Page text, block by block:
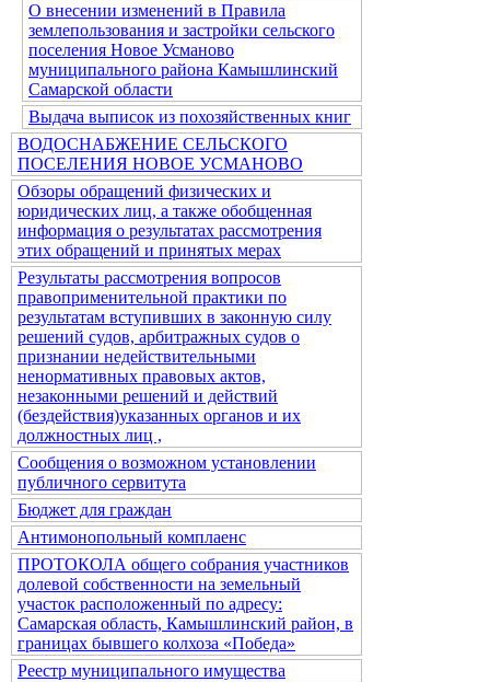
О внесении изменений в Правила
землепользования и застройки сельского
поселения Новое Усманово
муниципального района Камышлинский
Самарской области
Выдача выписок из похозяйственных книг
ВОДОСНАБЖЕНИЕ СЕЛЬСКОГО
ПОСЕЛЕНИЯ НОВОЕ УСМАНОВО
Обзоры обращений физических и
юридических лиц, а также обобщенная
информация о результатах рассмотрения
этих обращений и принятых мерах
Результаты рассмотрения вопросов
правоприменительной практики по
результатам вступивших в законную силу
решений судов, арбитражных судов о
признании недействительными
ненормативных правовых актов,
незаконными решений и действий
(бездействия)указанных органов и их
должностных лиц ,
Сообщения о возможном установлении
публичного сервитута
Бюджет для граждан
Антимонопольный комплаенс
ПРОТОКОЛА общего собрания участников
долевой собственности на земельный
участок расположенный по адресу:
Самарская область, Камышлинский район, в
границах бывшего колхоза «Победа»
Реестр муниципального имущества